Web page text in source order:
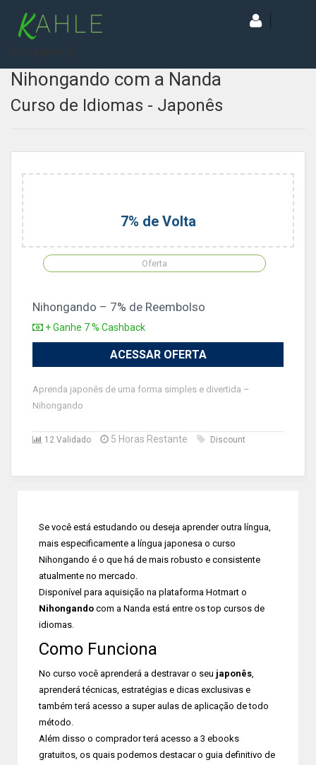
Nihongando com a Nanda
Curso de Idiomas - Japonês
7% de Volta
Oferta
Nihongando – 7% de Reembolso
+ Ganhe 7 % Cashback
ACESSAR OFERTA
Aprenda japonês de uma forma simples e divertida –
Nihongando
12 Validado 5 Horas Restante Discount
Se você está estudando ou deseja aprender outra língua,
mais especificamente a língua japonesa o curso
Nihongando é o que há de mais robusto e consistente
atualmente no mercado.
Disponível para aquisição na plataforma Hotmart o
Nihongando com a Nanda está entre os top cursos de
idiomas.
Como Funciona
No curso você aprenderá a destravar o seu japonês,
aprenderá técnicas, estratégias e dicas exclusivas e
também terá acesso a super aulas de aplicação de todo
método.
Além disso o comprador terá acesso a 3 ebooks
gratuitos, os quais podemos destacar o guia definitivo de